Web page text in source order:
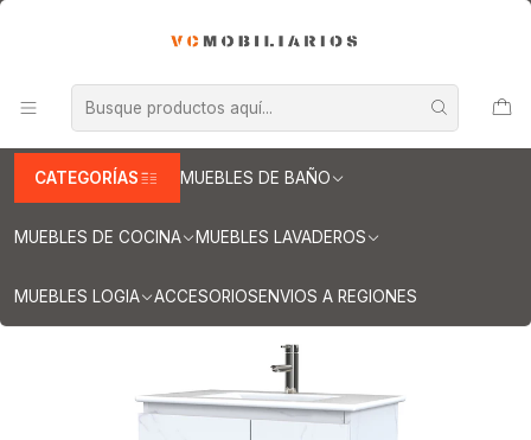
CATEGORÍAS MUEBLES DE BAÑO
MUEBLES DE COCINA MUEBLES LAVADEROS
MUEBLES LOGIA ACCESORIOSENVIOS A REGIONES
Muebles vanitorio aereo - simple
Mueble vanitorios aereo - simple de loza
Muebles vanitorios aereo simple de loza / 80 cm
Mueble vanitorio aereo con cubierta de loza de 80 cm / M2-801-A